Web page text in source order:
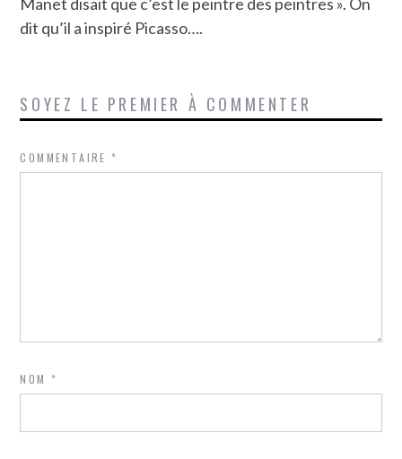
dit qu’il a inspiré Picasso….
SOYEZ LE PREMIER À COMMENTER
COMMENTAIRE*
NOM*